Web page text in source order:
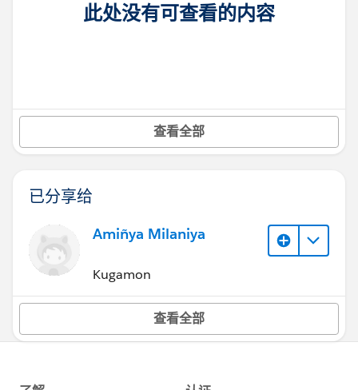
此处没有可查看的内容
查看全部
已分享给
Amiñya Milaniya
Kugamon
查看全部